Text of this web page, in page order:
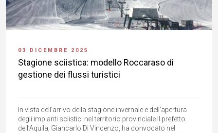
03 DICEMBRE 2025
Stagione sciistica: modello Roccaraso di
gestione dei flussi turistici
In vista dell’arrivo della stagione invernale e dell’apertura
degli impianti sciistici nel territorio provinciale il prefetto
dell’Aquila, Giancarlo Di Vincenzo, ha convocato nel